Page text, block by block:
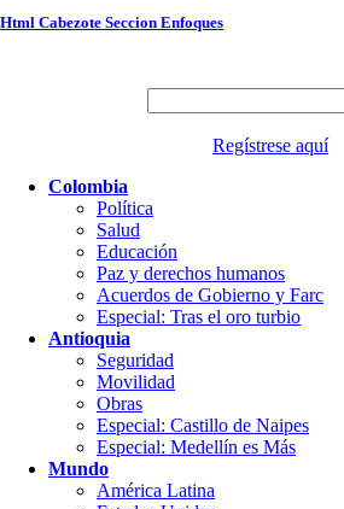
Html Cabezote Seccion Enfoques
Regístrese aquí
Colombia
Política
Salud
Educación
Paz y derechos humanos
Acuerdos de Gobierno y Farc
Especial: Tras el oro turbio
Antioquia
Seguridad
Movilidad
Obras
Especial: Castillo de Naipes
Especial: Medellín es Más
Mundo
América Latina